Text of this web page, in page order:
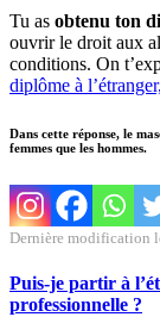
Tu as obtenu ton
ouvrir le droit aux
conditions. On
diplôme à
Dans cette réponse, le
femmes que les hommes.
Dernière modification
Puis-je partir à
professionnelle ?